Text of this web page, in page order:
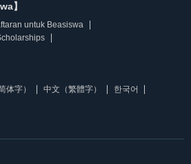
】
untuk Beasiswa
体字） 中文（繁體字）
한국어